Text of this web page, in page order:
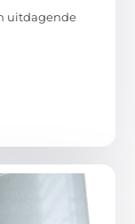
uitdagende